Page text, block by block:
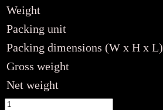
Weight
Packing unit
Packing dimensions (W x H x L)
Gross weight
Net weight
Monacor